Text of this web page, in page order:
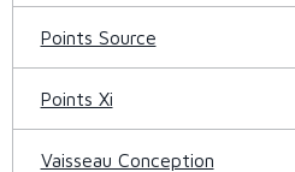
Points Source
Points Xi
Vaisseau Conception